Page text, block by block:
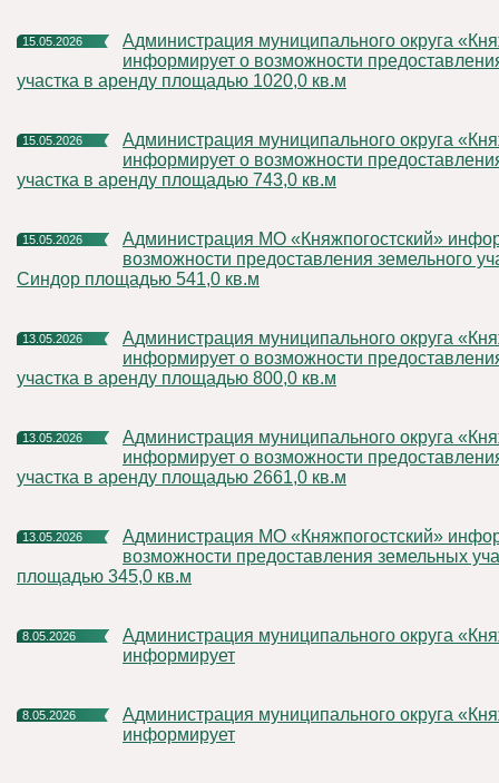
15.05.2026
Администрация муниципального округа «Княжпогостский»
информирует о возможности
участка в аренду площадью 1020,0 кв.м
15.05.2026
Администрация муниципального округа «Княжпогостский»
информирует о возможности
участка в аренду площадью 743,0 кв.м
15.05.2026
Администрация МО «Княжпогостский» информирует о
возможности предоставления земельного
Синдор площадью 541,0 кв.м
13.05.2026
Администрация муниципального округа «Княжпогостский»
информирует о возможности
участка в аренду площадью 800,0 кв.м
13.05.2026
Администрация муниципального округа «Княжпогостский»
информирует о возможности
участка в аренду площадью 2661,0 кв.м
13.05.2026
Администрация МО «Княжпогостский» информирует о
возможности предоставления земельных
площадью 345,0 кв.м
8.05.2026
Администрация муниципального округа «Княжпогостский»
информирует
8.05.2026
Администрация муниципального округа «Княжпогостский»
информирует